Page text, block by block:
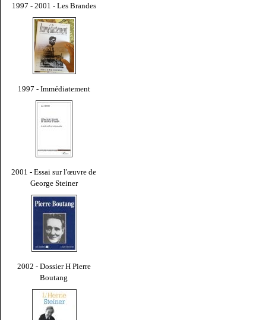
1997 - 2001 - Les Brandes
1997 - Immédiatement
2001 - Essai sur l'œuvre de
George Steiner
2002 - Dossier H Pierre
Boutang